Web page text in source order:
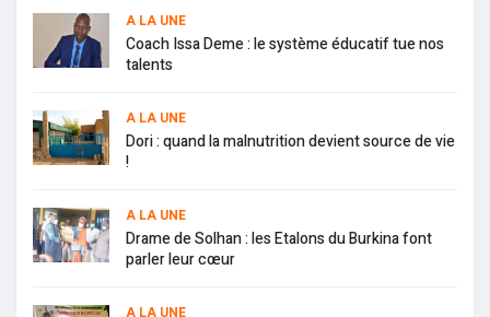
A LA UNE
Coach Issa Deme : le système éducatif tue nos
talents
A LA UNE
Dori : quand la malnutrition devient source de vie
!
A LA UNE
Drame de Solhan : les Etalons du Burkina font
parler leur cœur
A LA UNE